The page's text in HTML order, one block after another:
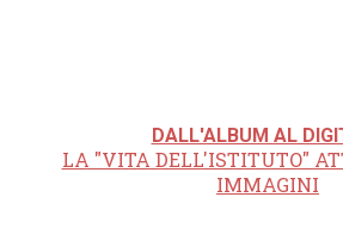
DALL'ALBUM AL
LA "VITA DELL'ISTITUTO"
IMMAGINI